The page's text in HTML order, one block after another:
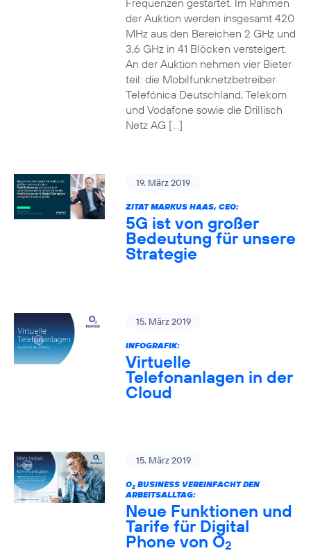
Frequenzen gestartet. Im Rahmen
der Auktion werden insgesamt 420
MHz aus den Bereichen 2 GHz und
3,6 GHz in 41 Blöcken versteigert.
An der Auktion nehmen vier Bieter
teil: die Mobilfunknetzbetreiber
Telefónica Deutschland, Telekom
und Vodafone sowie die Drillisch
Netz AG […]
19. März 2019
ZITAT MARKUS HAAS, CEO:
5G ist von großer
Bedeutung für unsere
Strategie
15. März 2019
INFOGRAFIK:
Virtuelle
Telefonanlagen in der
Cloud
15. März 2019
O2BUSINESS VEREINFACHT DEN
ARBEITSALLTAG:
Neue Funktionen und
Tarife für Digital
Phone von O2